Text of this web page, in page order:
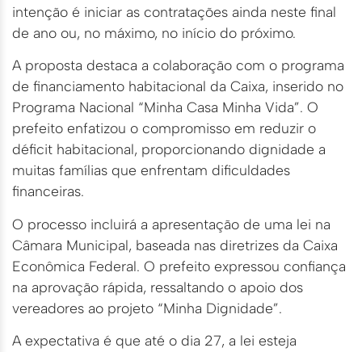
intenção é iniciar as contratações ainda neste final
de ano ou, no máximo, no início do próximo.
A proposta destaca a colaboração com o programa
de financiamento habitacional da Caixa, inserido no
Programa Nacional “Minha Casa Minha Vida”. O
prefeito enfatizou o compromisso em reduzir o
déficit habitacional, proporcionando dignidade a
muitas famílias que enfrentam dificuldades
financeiras.
O processo incluirá a apresentação de uma lei na
Câmara Municipal, baseada nas diretrizes da Caixa
Econômica Federal. O prefeito expressou confiança
na aprovação rápida, ressaltando o apoio dos
vereadores ao projeto “Minha Dignidade”.
A expectativa é que até o dia 27, a lei esteja